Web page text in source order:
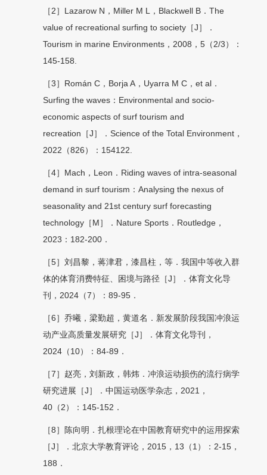
［2］Lazarow N，Miller M L，Blackwell B．The
value of recreational surfing to society［J］．
Tourism in marine Environments，2008，5（2/3）：
145-158.
［3］Román C，Borja A，Uyarra M C，et al．
Surfing the waves：Environmental and socio-
economic aspects of surf tourism and
recreation［J］．Science of the Total Environment，
2022（826）：154122.
［4］Mach，Leon．Riding waves of intra-seasonal
demand in surf tourism：Analysing the nexus of
seasonality and 21st century surf forecasting
technology［M］．Nature Sports．Routledge，
2023：182-200．
［5］刘昌黎，蒋津君，漆昌柱，等．我国中等收入群
体的体育消费特征、困境与路径［J］．体育文化导
刊，2024（7）：89-95．
［6］乔曦，梁勤超，黄道名．新发展阶段我国冲浪运
动产业高质量发展研究［J］．体育文化导刊，
2024（10）：84-89．
［7］赵亮，刘新政，韩炜．冲浪运动损伤的流行病学
研究进展［J］．中国运动医学杂志，2021，
40（2）：145-152．
［8］陈向明．扎根理论在中国教育研究中的运用探索
［J］．北京大学教育评论，2015，13（1）：2-15，
188．